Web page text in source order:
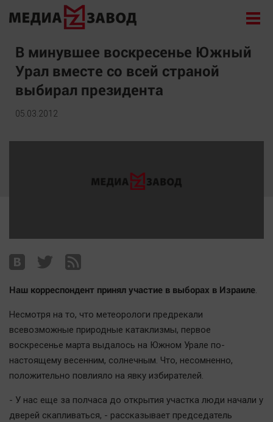
Новости
Экономика
Происшествия
Общество
Архив
Политика
Происшествия
Здоровье
Курилка
В минувшее воскресенье Южный
Урал вместе со всей страной
выбирал президента
05.03.2012
Наш корреспондент принял участие в выборах в Израиле.
Несмотря на то, что метеорологи предрекали
всевозможные природные катаклизмы, первое
воскресенье марта выдалось на Южном Урале по-
настоящему весенним, солнечным. Что, несомненно,
положительно повлияло на явку избирателей.
- У нас еще за полчаса до открытия участка люди начали у
дверей скапливаться, - рассказывает председатель